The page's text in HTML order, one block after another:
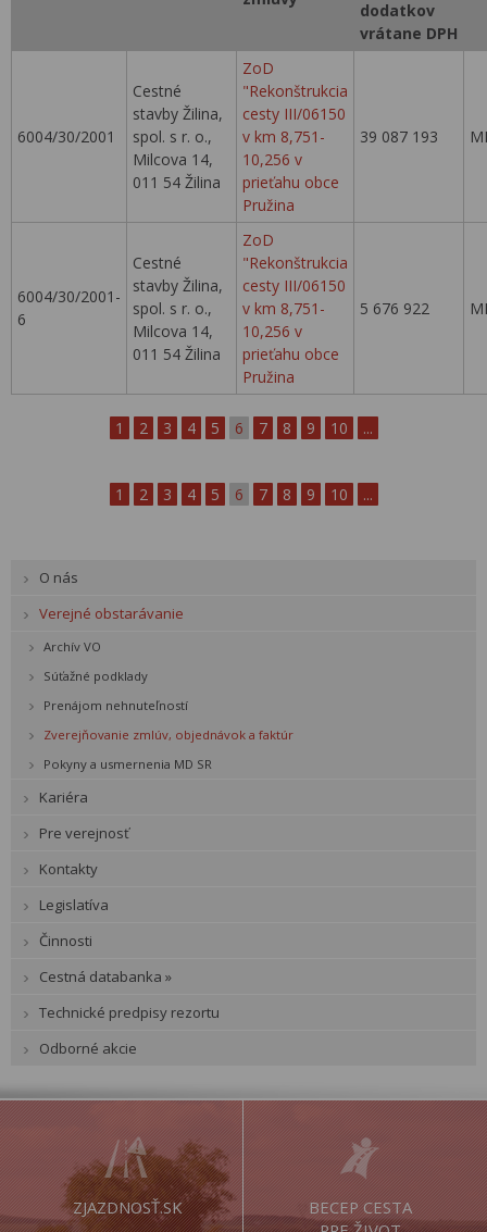
dodatkov
vrátane DPH
6004/30/2001
Cestné
stavby Žilina,
spol. s r. o.,
Milcova 14,
011 54 Žilina
ZoD
"Rekonštrukcia
cesty III/06150
v km 8,751-
10,256 v
prieťahu obce
Pružina
39 087 193
6004/30/2001-
6
Cestné
stavby Žilina,
spol. s r. o.,
Milcova 14,
011 54 Žilina
ZoD
"Rekonštrukcia
cesty III/06150
v km 8,751-
10,256 v
prieťahu obce
Pružina
5 676 922
1 2 3 4 5 6 7 8 9 10 ...
1 2 3 4 5 6 7 8 9 10 ...
O nás
Verejné obstarávanie
Archív VO
Súťažné podklady
Prenájom nehnuteľností
Zverejňovanie zmlúv, objednávok a faktúr
Pokyny a usmernenia MD SR
Kariéra
Pre verejnosť
Kontakty
Legislatíva
Činnosti
Cestná databanka »
Technické predpisy rezortu
Odborné akcie
ZJAZDNOSŤ.SK
BECEP CESTA